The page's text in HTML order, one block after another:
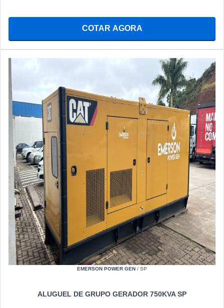
COTAR AGORA
EMERSON POWER GEN / SP
ALUGUEL DE GRUPO GERADOR 750KVA SP